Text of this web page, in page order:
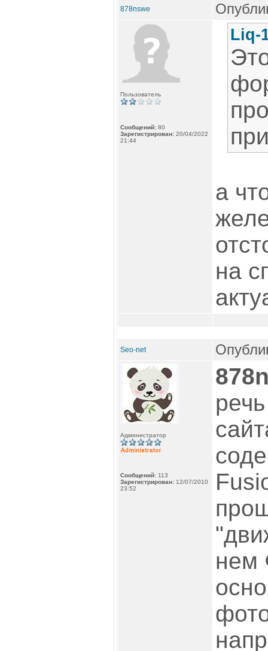
878nswe
Пользователь
Сообщений: 80
Зарегистрирован: 20/04/2022
21:44
Liq-
а
на
Seo-net
Администратор
Сообщений: 113
Зарегистрирован: 12/07/2010
23:52
нем